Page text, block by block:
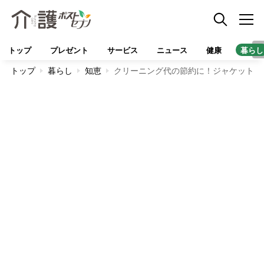
トップ プレゼント サービス ニュース 健康 暮らし
トップ 暮らし 知恵 クリーニング代の節約に！ジャケット